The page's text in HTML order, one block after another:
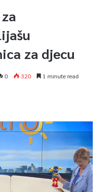
za djecu
0 320 1 minute read